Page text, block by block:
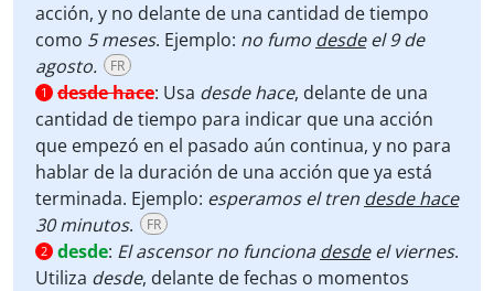
acción, y no delante de una cantidad de tiempo
como 5 meses. Ejemplo: no fumo desdeel 9 de
agosto.
FR
1 desde hace: Usa desde hace, delante de una
cantidad de tiempo para indicar que una acción
que empezó en el pasado aún continua, y no para
hablar de la duración de una acción que ya está
terminada. Ejemplo: esperamos el tren desde hace
30 minutos. FR
2 desde: El ascensor no funcionadesdeel viernes.
Utiliza desde, delante de fechas o momentos